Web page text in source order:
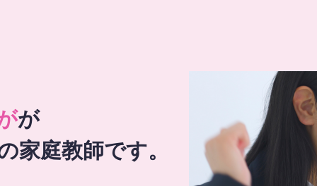
が
家庭教師です。